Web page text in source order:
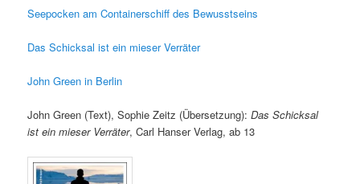
Seepocken am Containerschiff des Bewusstseins
Das Schicksal ist ein mieser Verräter
John Green in Berlin
John Green (Text), Sophie Zeitz (Übersetzung):Das Schicksal
ist ein mieser Verräter, Carl Hanser Verlag, ab 13